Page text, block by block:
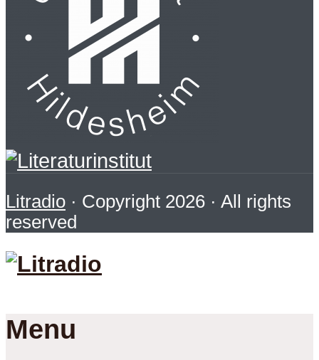
Litradio · Copyright 2026 · All rights
reserved
Menu